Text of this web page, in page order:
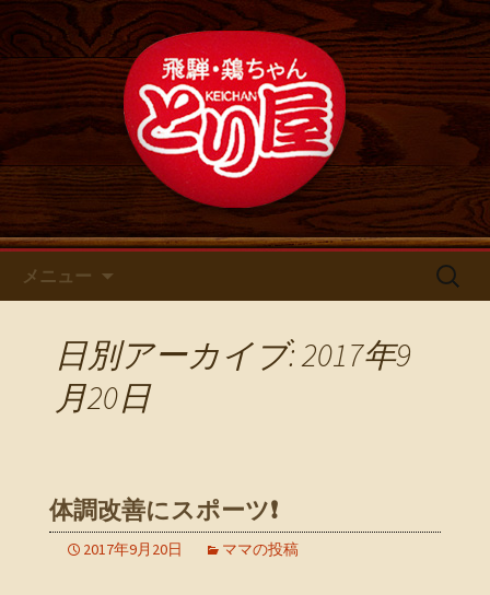
名古屋・浄心の鶏料理・居酒屋
【とり屋】 のブログ
鶏ちゃん専門店とり屋の最新情報
メニュー
検
日別アーカイブ: 2017年9
月20日
体調改善にスポーツ❗
2017年9月20日 ママの投稿